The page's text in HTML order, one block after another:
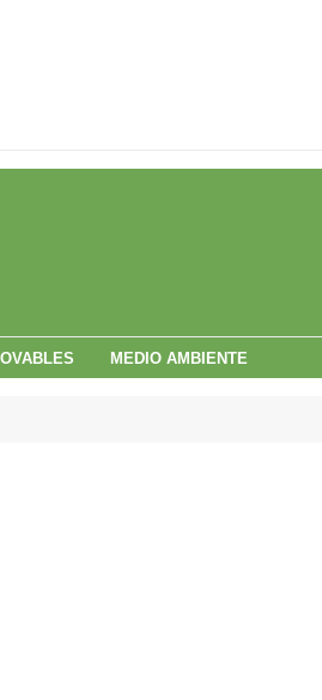
MEDIO AMBIENTE